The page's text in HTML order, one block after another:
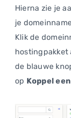
Hierna zie je
je
Klik de
hostingpakket
de blauwe
op Koppel